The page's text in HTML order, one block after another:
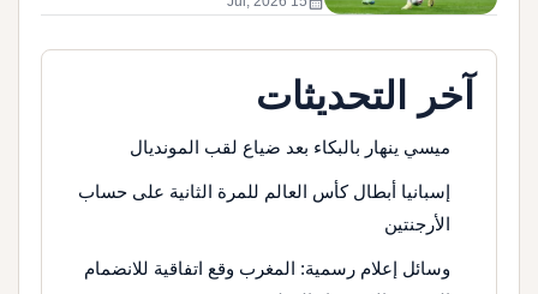
آخر التحديثات
ميسي ينهار بالبكاء بعد ضياع لقب المونديال
إسبانيا أبطال كأس العالم للمرة الثانية على حساب
الأرجنتين
وسائل إعلام رسمية: المغرب وقع اتفاقية للانضمام